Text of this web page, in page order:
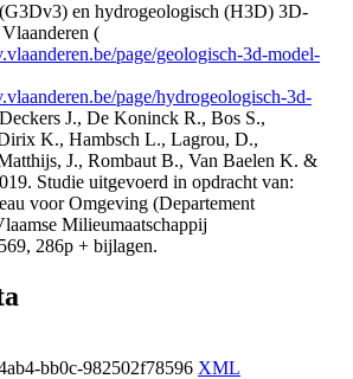
en hydrogeologisch (H3D) 3D-
(
page/geologisch-3d-model-
page/hydrogeologisch-3d-
J., De Koninck R., Bos S.,
K., Hambsch L., Lagrou, D.,
J., Rombaut B., Van Baelen K. &
Studie uitgevoerd in opdracht van:
voor Omgeving (Departement
Milieumaatschappij
286p + bijlagen.
bb0c-982502f78596 XML